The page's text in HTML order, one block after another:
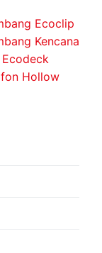
Ecoclip
Kencana
Ecodeck
Hollow